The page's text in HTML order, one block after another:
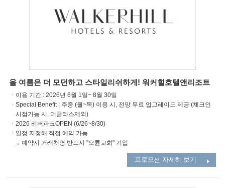
올 여름은 더 모던하고 스타일리쉬하게! 워커힐호텔앤리조트
ㆍ이용 기간 : 2026년 6월 1일~ 8월 30일
ㆍSpecial Benefit : 주중 (월~목) 이용 시, 전망 무료 업그레이드 제공 (체크인
시점가능 시, 더글라스제외)
ㆍ2026 리버파크OPEN (6/26~8/30)
ㆍ일정 지정해 직접 예약 가능
→ 예약시 거래처명 반드시 "오륜교회" 기입
프로모션 자세히 보기